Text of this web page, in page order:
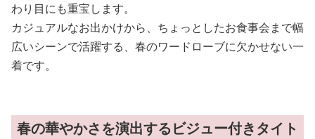
わり目にも重宝します。
カジュアルなお出かけから、ちょっとしたお食事会まで幅
広いシーンで活躍する、春のワードローブに欠かせない一
着です。
春の華やかさを演出するビジュー付きタイト